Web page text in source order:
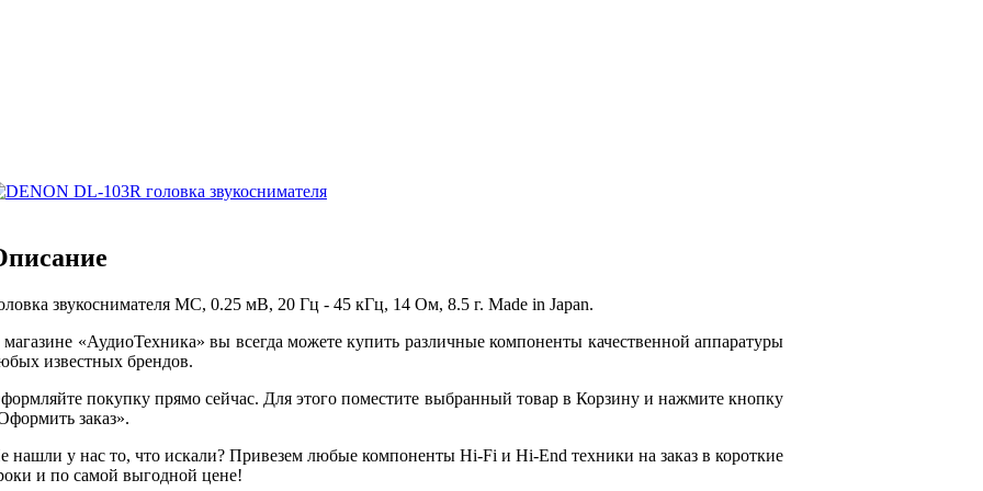
звукоснимателя MC, 0.25 мВ, 20 Гц - 45 кГц, 14 Ом, 8.5 г. Made in Japan.
«АудиоТехника» вы всегда можете купить различные компоненты качественной аппаратуры
известных брендов.
покупку прямо сейчас. Для этого поместите выбранный товар в Корзину и нажмите кнопку
заказ».
нашли у нас то, что искали? Привезем любые компоненты Hi-Fi и Hi-End техники на заказ в короткие
и по самой выгодной цене!